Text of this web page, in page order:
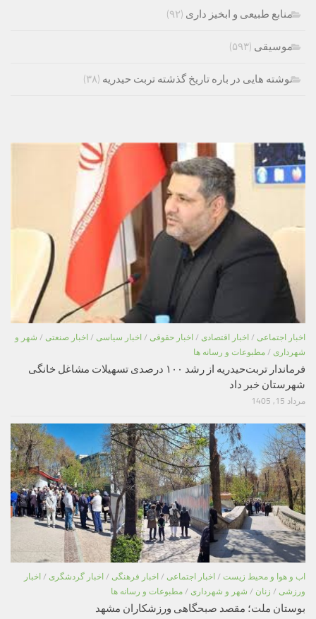
منابع طبیعی و ابخیز داری (۹۲)
موسیقی (۵۹۳)
نوشته هایی در باره تاریخ گذشته تربت حیدریه (۳۸)
اخبار اجتماعی / اخبار اقتصادی / اخبار حقوقی / اخبار سیاسی / اخبار صنعتی / شهر و
شهرداری / مطبوعات و رسانه ها
فرماندار تربت‌حیدریه از رشد ۱۰۰ درصدی تسهیلات مشاغل خانگی
شهرستان خبر داد
مرداد 15, 1405
اب و هوا و محیط زیست / اخبار اجتماعی / اخبار فرهنگی / اخبار گردشگری / اخبار
ورزشی / زنان / شهر و شهرداری / مطبوعات و رسانه ها
بوستان ملت؛ مقصد صبحگاهی ورزشکاران مشهد